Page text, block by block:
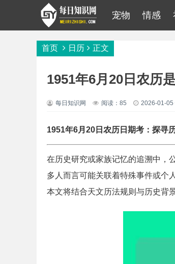
宠物 情感
首页 日历 正文
1951年6月20日农历
每日知识网 阅读：85 2026-01-05
1951年6月20日农历日期考：探寻
在历史研究或家族记忆的追溯中，
多人而言可能关联着特殊事件或个
本文将结合天文历法规则与历史背